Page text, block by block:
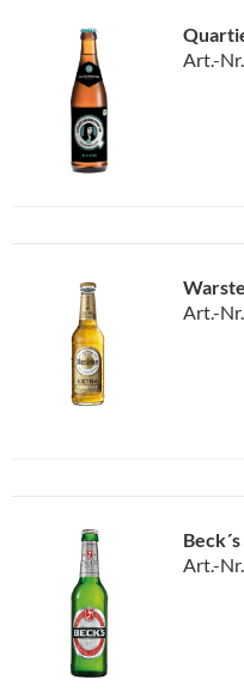
Art.-
Art.-
Art.-